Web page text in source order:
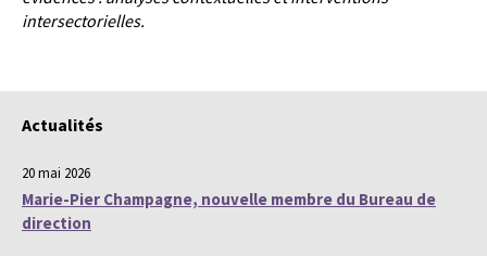
intersectorielles.
Actualités
20 mai 2026
Marie-Pier Champagne, nouvelle membre du Bureau de
direction